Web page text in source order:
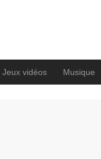
Jeux vidéos Musique